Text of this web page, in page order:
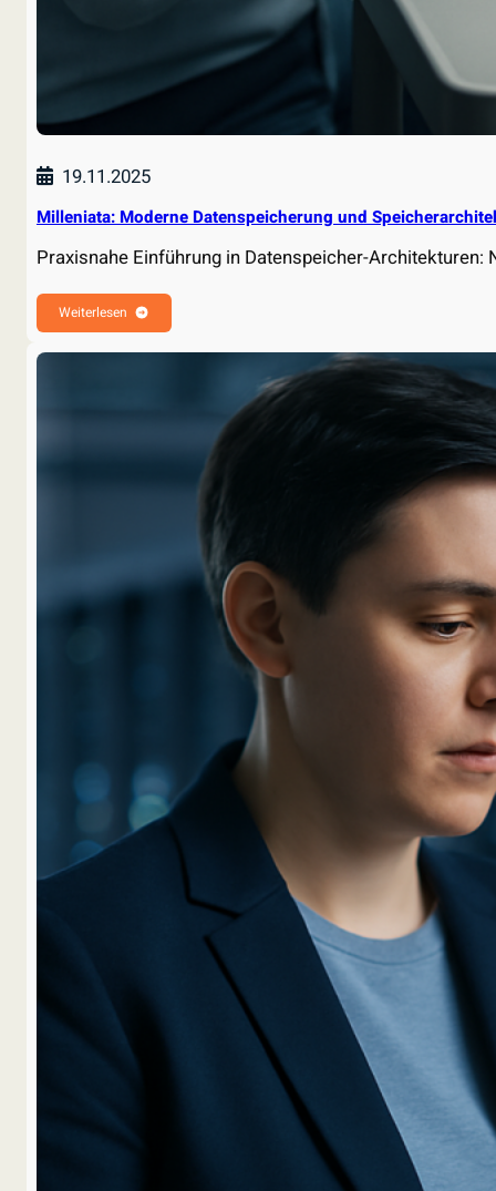
19.11.2025
Milleniata: Moderne Datenspeicherung und
Praxisnahe Einführung in Datenspeicher-Architekturen:
Weiterlesen